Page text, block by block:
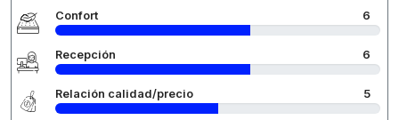
Confort 6
Recepción 6
Relación calidad/precio 5